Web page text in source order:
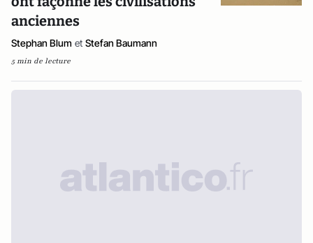
anciennes
Stephan Blum et Stefan Baumann
5 min de lecture